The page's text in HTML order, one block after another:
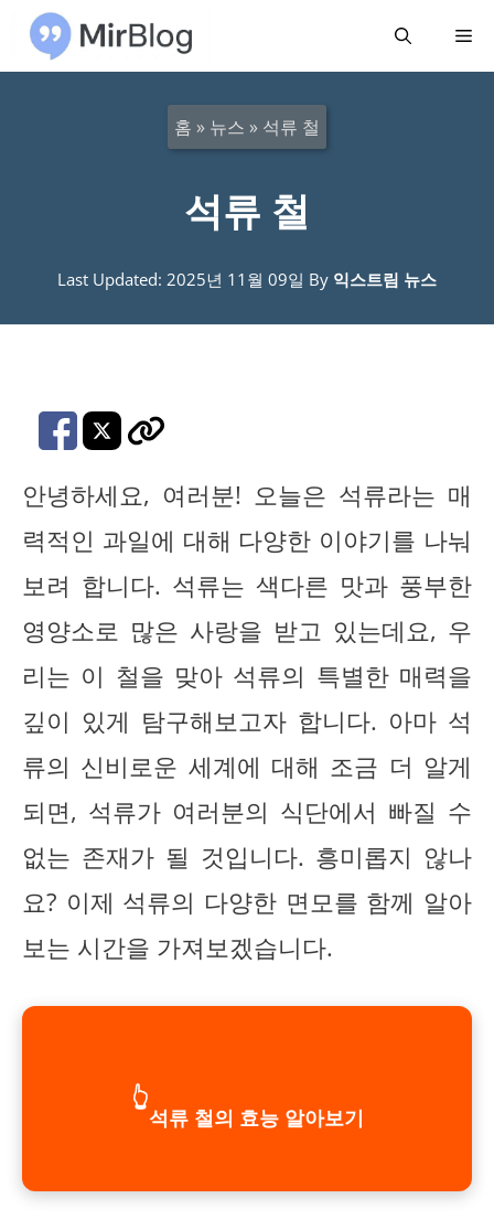
메
홈 » 뉴스 » 석류 철
석류 철
Last Updated: 2025년 11월 09일 By 익스트림 뉴스
안녕하세요, 여러분! 오늘은 석류라는 매
력적인 과일에 대해 다양한 이야기를 나눠
보려 합니다. 석류는 색다른 맛과 풍부한
영양소로 많은 사랑을 받고 있는데요, 우
리는 이 철을 맞아 석류의 특별한 매력을
깊이 있게 탐구해보고자 합니다. 아마 석
류의 신비로운 세계에 대해 조금 더 알게
되면, 석류가 여러분의 식단에서 빠질 수
없는 존재가 될 것입니다. 흥미롭지 않나
요? 이제 석류의 다양한 면모를 함께 알아
보는 시간을 가져보겠습니다.
👆
석류 철의 효능 알아보기